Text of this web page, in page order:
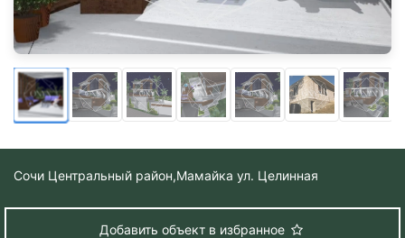
Сочи Центральный район,Мамайка ул. Целинная
Добавить объект в избранное